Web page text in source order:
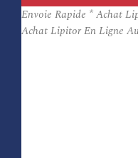
Envoie Rapide * Achat
Achat Lipitor En Ligne